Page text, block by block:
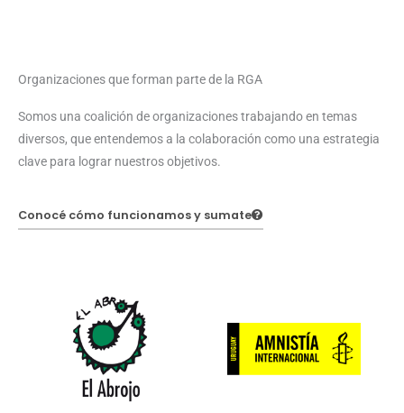
Organizaciones que forman parte de la RGA
Somos una coalición de organizaciones trabajando en temas
diversos, que entendemos a la colaboración como una estrategia
clave para lograr nuestros objetivos.
Conocé cómo funcionamos y sumate